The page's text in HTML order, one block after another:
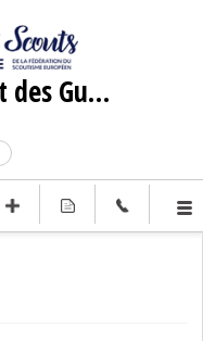
Portail de support des Guides et Scouts d'Europe